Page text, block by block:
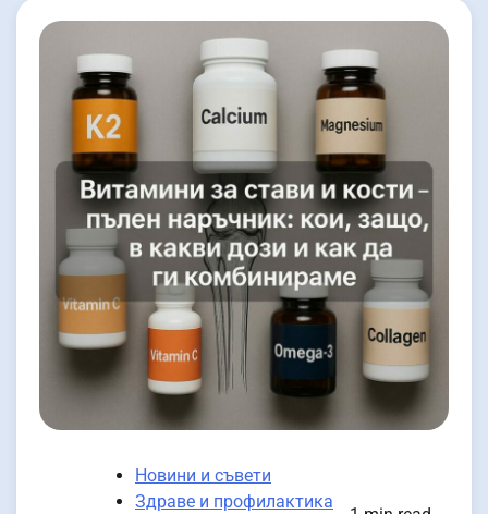
Новини и съвети
Здраве и профилактика